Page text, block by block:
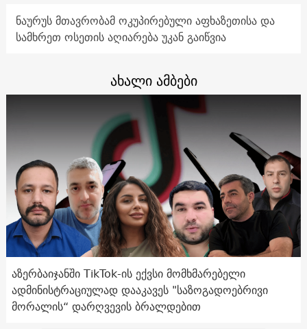
ნაურუს მთავრობამ ოკუპირებული აფხაზეთისა და
სამხრეთ ოსეთის აღიარება უკან გაიწვია
ახალი ამბები
აზერბაიჯანში TikTok-ის ექვსი მომხმარებელი
ადმინისტრაციულად დააკავეს "საზოგადოებრივი
მორალის“ დარღვევის ბრალდებით